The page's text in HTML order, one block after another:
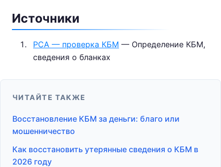
Источники
РСА — проверка КБМ — Определение КБМ,
сведения о бланках
ЧИТАЙТЕ ТАКЖЕ
Восстановление КБМ за деньги: благо или
мошенничество
Как восстановить утерянные сведения о КБМ в
2026 году